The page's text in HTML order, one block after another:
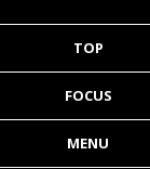
TOP
FOCUS
MENU